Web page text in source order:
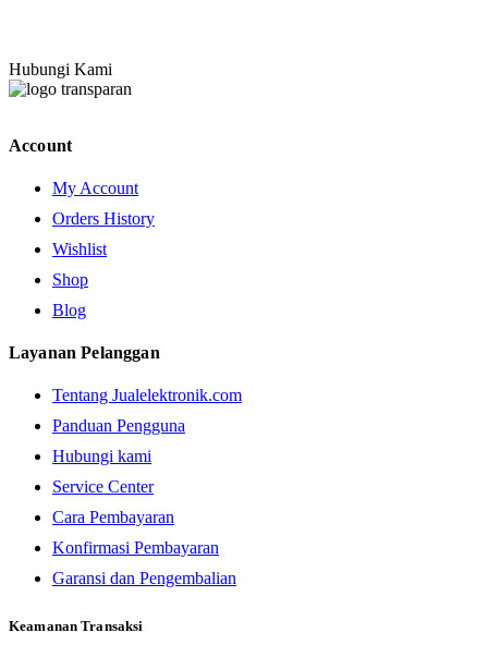
Hubungi Kami
Account
My Account
Orders History
Wishlist
Shop
Blog
Layanan Pelanggan
Tentang Jualelektronik.com
Panduan Pengguna
Hubungi kami
Service Center
Cara Pembayaran
Konfirmasi Pembayaran
Garansi dan Pengembalian
Keamanan Transaksi